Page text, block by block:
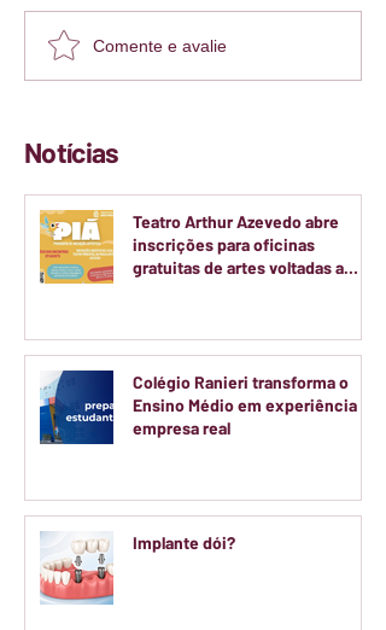
Comente e avalie
Notícias
Teatro Arthur Azevedo abre
inscrições para oficinas
gratuitas de artes voltadas a
Colégio Ranieri transforma o
Ensino Médio em experiência de
empresa real
Implante dói?